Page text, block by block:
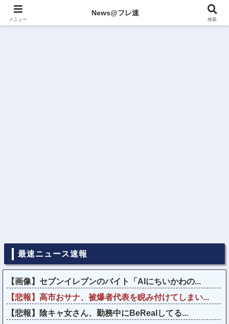
最速ニュース速報
【画像】セブンイレブンのバイト「AIにちいかわの...
【悲報】高市おサナ、被爆者代表を睨み付けてしまい...
【悲報】陰キャ女さん、勤務中にBeRealしてる...
メニュー
News@フレ速
検索